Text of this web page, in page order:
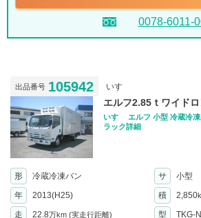
0078-6011-
出品番号 105942 いすゞ
エルフ2.85ｔワイド
いすゞ エルフ 小型 冷蔵冷
ラック詳細
形 冷蔵冷凍バン サ
小型
年
2013(H25) 積 2,850
走 22.8万km (実走行距離) 型
TKG-